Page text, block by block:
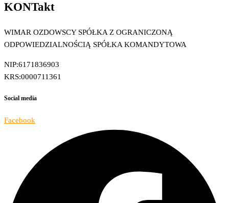
KONTakt
WIMAR OZDOWSCY SPÓŁKA Z OGRANICZONĄ
ODPOWIEDZIALNOŚCIĄ SPÓŁKA KOMANDYTOWA
NIP:6171836903
KRS:0000711361
Social media
Facebook